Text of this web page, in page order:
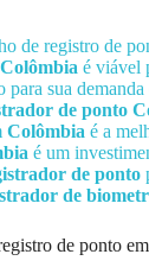
de registro de
Colômbia é viável
para sua demanda
de ponto
Colômbia é a
é um
de ponto
de
de ponto em